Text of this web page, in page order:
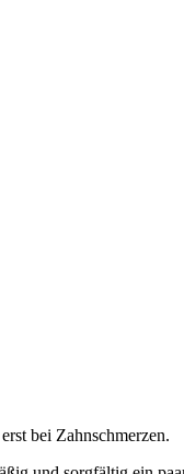
bei Zahnschmerzen.